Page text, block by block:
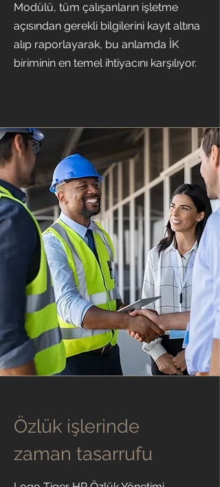
Modülü, tüm çalışanların işletme
açısından gerekli bilgilerini kayıt altına
alıp raporlayarak, bu anlamda İK
biriminin en temel ihtiyacını karşılıyor.
Özlük işlerinde
zaman tasarrufu